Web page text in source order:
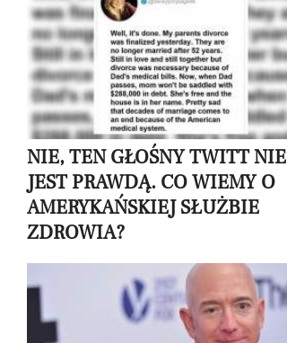
NIE, TEN GŁOŚNY TWITT NIE
JEST PRAWDĄ. CO WIEMY O
AMERYKAŃSKIEJ SŁUŻBIE
ZDROWIA?